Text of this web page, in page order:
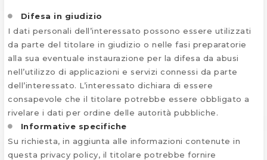
Difesa in giudizio
I dati personali dell’interessato possono essere utilizzati
da parte del titolare in giudizio o nelle fasi preparatorie
alla sua eventuale instaurazione per la difesa da abusi
nell’utilizzo di applicazioni e servizi connessi da parte
dell’interessato. L’interessato dichiara di essere
consapevole che il titolare potrebbe essere obbligato a
rivelare i dati per ordine delle autorità pubbliche.
Informative specifiche
Su richiesta, in aggiunta alle informazioni contenute in
questa privacy policy, il titolare potrebbe fornire